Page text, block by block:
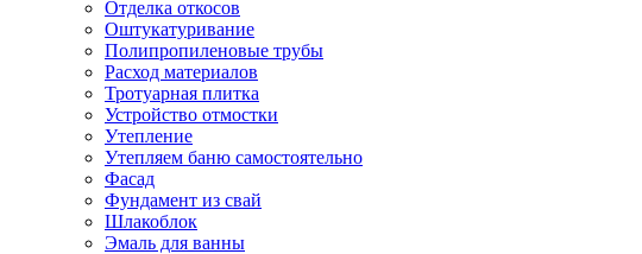
Отделка откосов
Оштукатуривание
Полипропиленовые трубы
Расход материалов
Тротуарная плитка
Устройство отмостки
Утепление
Утепляем баню самостоятельно
Фасад
Фундамент из свай
Шлакоблок
Эмаль для ванны